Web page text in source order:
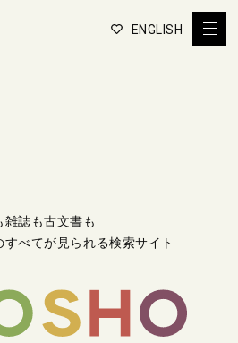
ENGLISH
雑誌も古文書も
べてが見られる検索サイト